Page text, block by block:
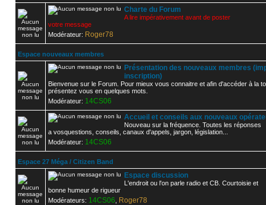
Charte du Forum
A lire impérativement avant de poster
votre message
Modérateur: Roger78
Espace nouveaux membres
Présentation des nouveaux membres
inscription)
Bienvenue sur le Forum. Pour mieux vous connaitre et afin d'accéder à la
présentez vous en quelques mots.
Modérateur: 14CS06
Accueil et conseils aux nouveaux
Nouveau sur la fréquence. Toutes les réponses
a vosquestions, conseils, canaux d'appels, jargon, législation...
Modérateur: 14CS06
Espace 27 Méga / Citizen Band
Espace discussion
L'endroit ou l'on parle radio et CB. Courtoisie et
bonne humeur de rigueur
Modérateurs: 14CS06
Roger78